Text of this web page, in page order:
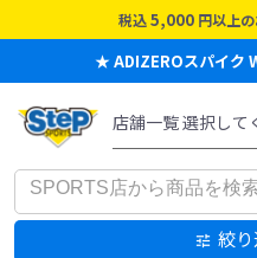
税込 5,000 円以上
★ ADIZEROスパイク
絞